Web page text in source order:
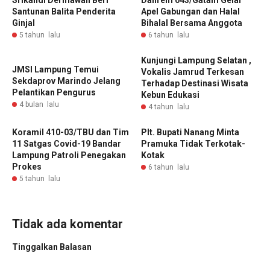
Santunan Balita Penderita
Ginjal
5 tahun lalu
Apel Gabungan dan Halal
Bihalal Bersama Anggota
6 tahun lalu
JMSI Lampung Temui
Sekdaprov Marindo Jelang
Pelantikan Pengurus
4 bulan lalu
Kunjungi Lampung Selatan ,
Vokalis Jamrud Terkesan
Terhadap Destinasi Wisata
Kebun Edukasi
4 tahun lalu
Koramil 410-03/TBU dan Tim
11 Satgas Covid-19 Bandar
Lampung Patroli Penegakan
Prokes
5 tahun lalu
Plt. Bupati Nanang Minta
Pramuka Tidak Terkotak-
Kotak
6 tahun lalu
Tidak ada komentar
Tinggalkan Balasan